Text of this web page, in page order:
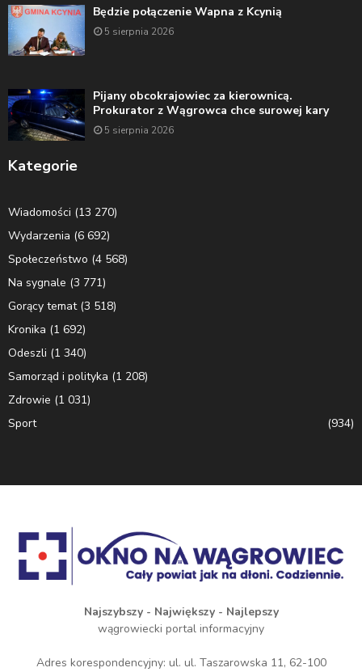
Będzie połączenie Wapna z Kcynią
5 sierpnia 2026
Pijany obcokrajowiec za kierownicą.
Prokurator z Wągrowca chce surowej kary
5 sierpnia 2026
Kategorie
Wiadomości (13 270)
Wydarzenia (6 692)
Społeczeństwo (4 568)
Na sygnale (3 771)
Gorący temat(3 518)
Kronika (1 692)
Odeszli (1 340)
Samorząd i polityka (1 208)
Zdrowie (1 031)
Sport
(934)
Najszybszy - Największy - Najlepszy
wągrowiecki portal informacyjny
Adres korespondencyjny: ul. ul. Taszarowska 11, 62-100